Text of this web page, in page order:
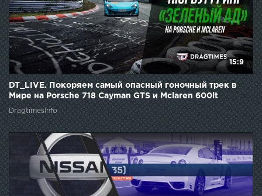
15:9
DT_LIVE. Покоряем самый опасный гоночный трек в
Мире на Porsche 718 Cayman GTS и Mclaren 600lt
DragtimesInfo